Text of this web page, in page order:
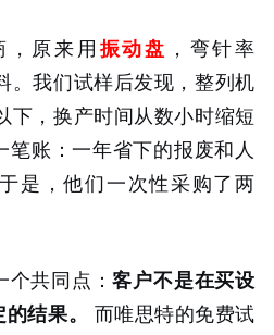
，原来用 振动盘 ，弯针率
。我们试样后发现，整列机
下，换产时间从数小时缩短
笔账：一年省下的报废和人
是，他们一次性采购了两
个共同点：客户不是在买设
结果。
而唯思特的免费试